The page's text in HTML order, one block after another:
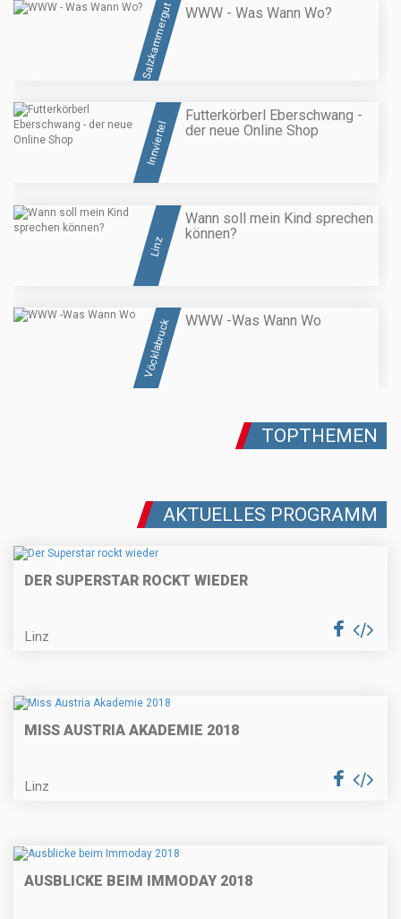
Salzkammergut WWW - Was Wann Wo?
Innviertel
Futterkörberl Eberschwang -
der neue Online Shop
Linz
Wann soll mein Kind sprechen
können?
Vöcklabruck WWW -Was Wann Wo
TOPTHEMEN
AKTUELLES PROGRAMM
DER SUPERSTAR ROCKT WIEDER
Linz
MISS AUSTRIA AKADEMIE 2018
Linz
AUSBLICKE BEIM IMMODAY 2018